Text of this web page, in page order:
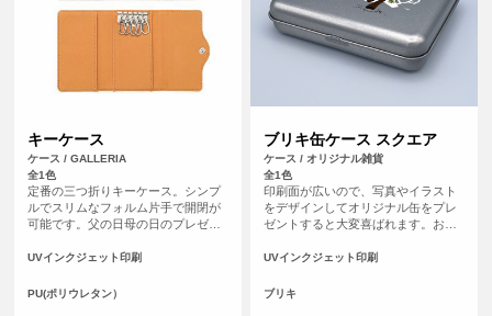
キーケース
ケース / GALLERIA
全1色
定番の三つ折りキーケース。シンプ
ルでスリムなフォルム片手で開閉が
可能です。父の日母の日のプレゼン
UVインクジェット印刷
PU(ポリウレタン）
ブリキ缶ケース スクエア
ケース / オリジナル雑貨
全1色
印刷面が広いので、写真やイラスト
をデザインしてオリジナル缶をプレ
ゼントすると大変喜ばれます。お菓
にぴったりです。 ノベルティ・記念
商品です。
UVインクジェット印刷
ブリキ